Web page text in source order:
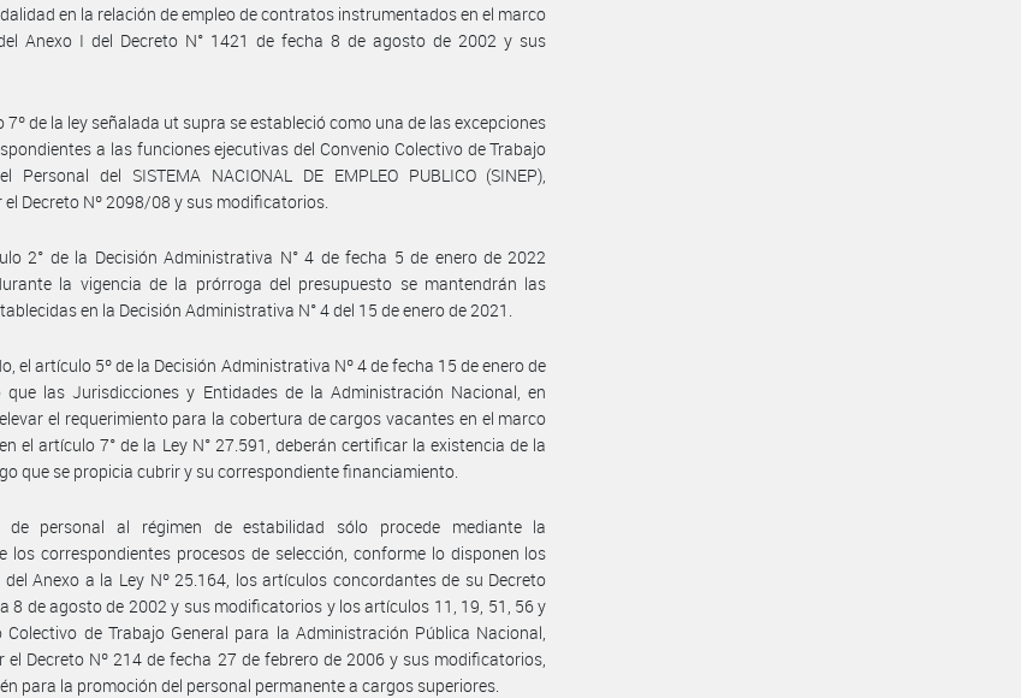
en la relación de empleo de contratos instrumentados en el marco
Anexo I del Decreto N° 1421 de fecha 8 de agosto de 2002 y sus
7º de la ley señalada ut supra se estableció como una de las excepciones
a las funciones ejecutivas del Convenio Colectivo de Trabajo
Personal del SISTEMA NACIONAL DE EMPLEO PUBLICO (SINEP),
Decreto Nº 2098/08 y sus modificatorios.
2° de la Decisión Administrativa N° 4 de fecha 5 de enero de 2022
la vigencia de la prórroga del presupuesto se mantendrán las
en la Decisión Administrativa N° 4 del 15 de enero de 2021.
el artículo 5º de la Decisión Administrativa Nº 4 de fecha 15 de enero de
que las Jurisdicciones y Entidades de la Administración Nacional, en
el requerimiento para la cobertura de cargos vacantes en el marco
el artículo 7° de la Ley N° 27.591, deberán certificar la existencia de la
que se propicia cubrir y su correspondiente financiamiento.
de personal al régimen de estabilidad sólo procede mediante la
los correspondientes procesos de selección, conforme lo disponen los
del Anexo a la Ley Nº 25.164, los artículos concordantes de su Decreto
8 de agosto de 2002 y sus modificatorios y los artículos 11, 19, 51, 56 y
Colectivo de Trabajo General para la Administración Pública Nacional,
el Decreto Nº 214 de fecha 27 de febrero de 2006 y sus modificatorios,
para la promoción del personal permanente a cargos superiores.